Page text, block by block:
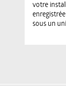
votre
sous un